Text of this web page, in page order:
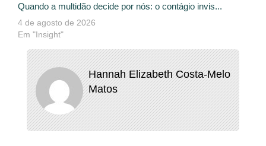
Quando a multidão decide por nós: o contágio invis...
4 de agosto de 2026
Em "Insight"
Hannah Elizabeth Costa-Melo
Matos